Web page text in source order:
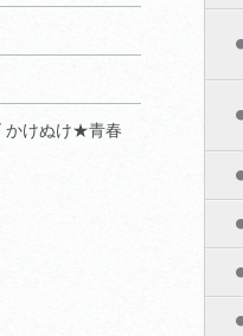
かけぬけ★青春